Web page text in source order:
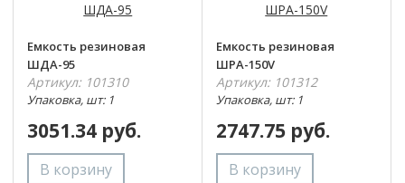
Емкость резиновая
ШДА-95
Артикул: 101310
Упаковка, шт: 1
3051.34 руб.
Емкость резиновая
ШРА-150V
Артикул: 101312
Упаковка, шт: 1
2747.75 руб.